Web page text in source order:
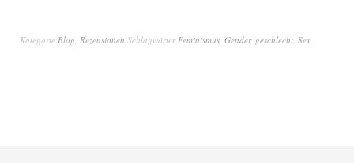
Kategorie Blog, Rezensionen SchlagwörterFeminismus, Gender, geschlecht, Sex